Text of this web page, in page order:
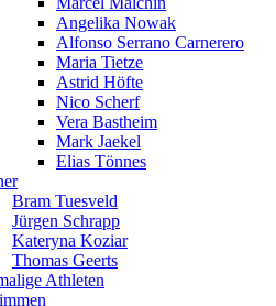
Angelika Nowak
Alfonso Serrano Carnerero
Maria Tietze
Astrid Höfte
Nico Scherf
Vera Bastheim
Mark Jaekel
Elias Tönnes
Bram Tuesveld
Jürgen Schrapp
Kateryna Koziar
Thomas Geerts
Athleten